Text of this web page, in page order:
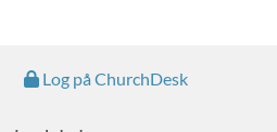
Log på ChurchDesk